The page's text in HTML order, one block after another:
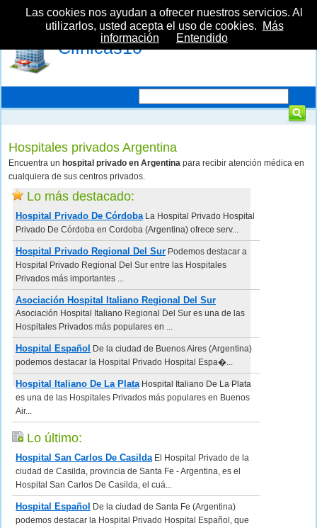
Clínicas10
Hospitales privados Argentina
Encuentra un hospital privado en Argentina para recibir atención médica en
cualquiera de sus centros privados.
Lo más destacado:
Hospital Privado De CórdobaLa Hospital Privado Hospital
Privado De Córdoba en Cordoba (Argentina) ofrece serv...
Hospital Privado Regional Del Sur Podemos destacar a
Hospital Privado Regional Del Sur entre las Hospitales
Privados más importantes ...
Asociación Hospital Italiano Regional Del Sur
Asociación Hospital Italiano Regional Del Sur es una de las
Hospitales Privados más populares en ...
Hospital Español
De la ciudad de Buenos Aires (Argentina)
podemos destacar la Hospital Privado Hospital Espa�...
Hospital Italiano De La PlataHospital Italiano De La Plata
es una de las Hospitales Privados más populares en Buenos
Air...
Lo último:
Hospital San Carlos De CasildaEl Hospital Privado de la
ciudad de Casilda, provincia de Santa Fe - Argentina, es el
Hospital San Carlos De Casilda, el cuá...
Hospital Español
De la ciudad de Santa Fe (Argentina)
podemos destacar la Hospital Privado Hospital Español, que
Las cookies nos ayudan a ofrecer nuestros servicios. Al
utilizarlos, usted acepta el uso de cookies.
Más
información
Entendido